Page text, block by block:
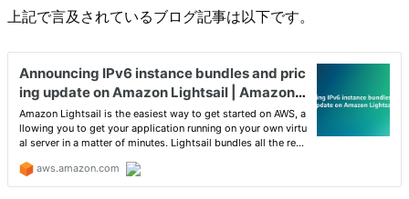
上記で言及されているブログ記事は以下です。